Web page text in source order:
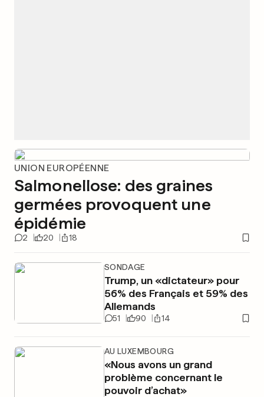
UNION EUROPÉENNE
Salmonellose: des graines
germées provoquent une
épidémie
2 20 18
SONDAGE
Trump, un «dictateur» pour
56% des Français et 59% des
Allemands
51 90 14
AU LUXEMBOURG
«Nous avons un grand
problème concernant le
pouvoir d’achat»